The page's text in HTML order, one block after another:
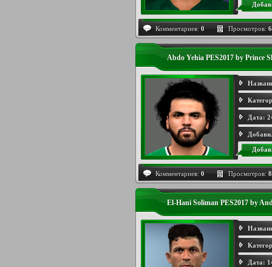
Комментариев: 0 Просмотров:
Abdo Yehia PES2017 by Prince
Дата:
Комментариев: 0 Просмотров:
El-Hani Soliman PES2017 by
Дата: